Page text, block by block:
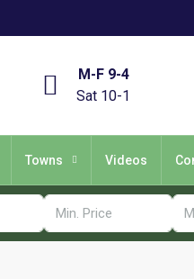
M-F 9-4
Sat 10-1
Towns Videos